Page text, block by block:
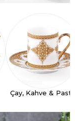
Çay, Kahve &